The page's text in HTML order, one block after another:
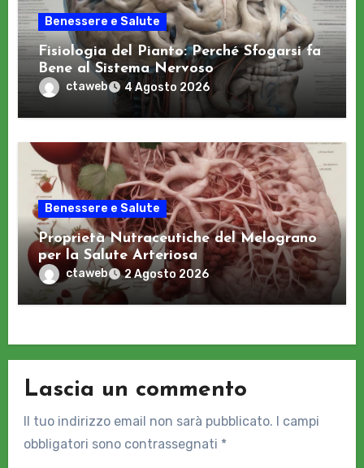
Benessere e Salute
Fisiologia del Pianto: Perché Sfogarsi fa
Bene al Sistema Nervoso
ctaweb 4 Agosto 2026
Benessere e Salute
Proprietà Nutraceutiche del Melograno
per la Salute Arteriosa
ctaweb 2 Agosto 2026
Lascia un commento
Il tuo indirizzo email non sarà pubblicato. I campi
obbligatori sono contrassegnati *